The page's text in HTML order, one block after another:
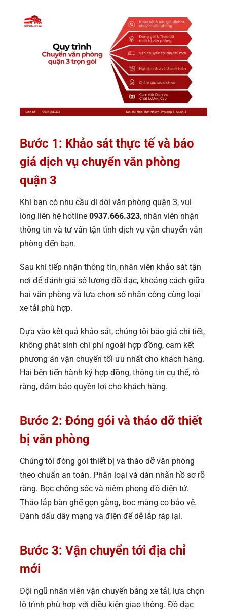
Bước 1: Khảo sát thực tế và báo
giá dịch vụ chuyển văn phòng
quận 3
Khi bạn có nhu cầu di dời văn phòng quận 3, vui
lòng liên hệ hotline 0937.666.323, nhân viên nhận
thông tin và tư vấn tận tình dịch vụ vận chuyển văn
phòng đến bạn.
Sau khi tiếp nhận thông tin, nhân viên khảo sát tận
nơi để đánh giá số lượng đồ đạc, khoảng cách giữa
hai văn phòng và lựa chọn số nhân công cùng loại
xe tải phù hợp.
Dựa vào kết quả khảo sát, chúng tôi báo giá chi tiết,
không phát sinh chi phí ngoài hợp đồng, cam kết
phương án vận chuyển tối ưu nhất cho khách hàng.
Hai bên tiến hành ký hợp đồng, thông tin cụ thể, rõ
ràng, đảm bảo quyền lợi cho khách hàng.
Bước 2: Đóng gói và tháo dỡ thiết
bị văn phòng
Chúng tôi đóng gói thiết bị và tháo dỡ văn phòng
theo chuẩn an toàn. Phân loại và dán nhãn hồ sơ rõ
ràng. Bọc chống sốc và niêm phong đồ điện tử.
Tháo lắp bàn ghế gọn gàng, bọc màng co bảo vệ.
Đánh dấu dây mạng và điện để dễ lắp ráp lại.
Bước 3: Vận chuyển tới địa chỉ
mới
Đội ngũ nhân viên vận chuyển bằng xe tải, lựa chọn
lộ trình phù hợp với điều kiện giao thông. Đồ đạc